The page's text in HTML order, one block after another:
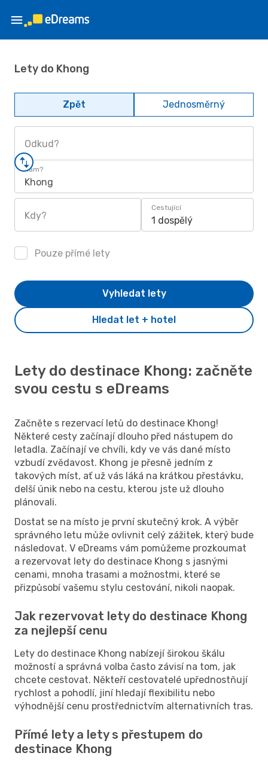
Lety do Khong
Zpět Jednosměrný
Odkud?
Kam?
Khong
Kdy?
Cestující
1 dospělý
Pouze přímé lety
Hledat let + hotel
Vyhledat lety
Lety do destinace Khong: začněte
svou cestu s eDreams
Začněte s rezervací letů do destinace Khong!
Některé cesty začínají dlouho před nástupem do
letadla. Začínají ve chvíli, kdy ve vás dané místo
vzbudí zvědavost. Khong je přesně jedním z
takových míst, ať už vás láká na krátkou přestávku,
delší únik nebo na cestu, kterou jste už dlouho
plánovali.
Dostat se na místo je první skutečný krok. A výběr
správného letu může ovlivnit celý zážitek, který bude
následovat. V eDreams vám pomůžeme prozkoumat
a rezervovat lety do destinace Khong s jasnými
cenami, mnoha trasami a možnostmi, které se
přizpůsobí vašemu stylu cestování, nikoli naopak.
Jak rezervovat lety do destinace Khong
za nejlepší cenu
Lety do destinace Khong nabízejí širokou škálu
možností a správná volba často závisí na tom, jak
chcete cestovat. Někteří cestovatelé upřednostňují
rychlost a pohodlí, jiní hledají flexibilitu nebo
výhodnější cenu prostřednictvím alternativních tras.
Přímé lety a lety s přestupem do
destinace Khong